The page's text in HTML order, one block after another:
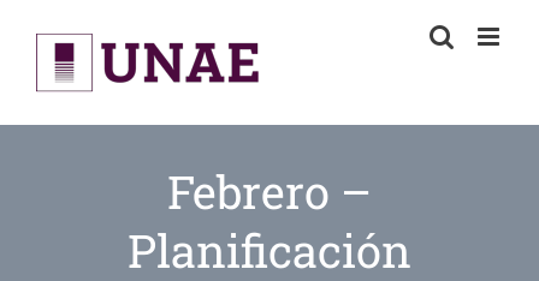
content
Febrero –
Planificación